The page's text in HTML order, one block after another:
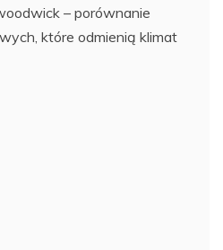
– porównanie
które odmienią klimat